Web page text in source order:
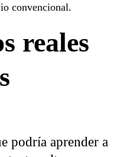
convencional.
reales
podría aprender a